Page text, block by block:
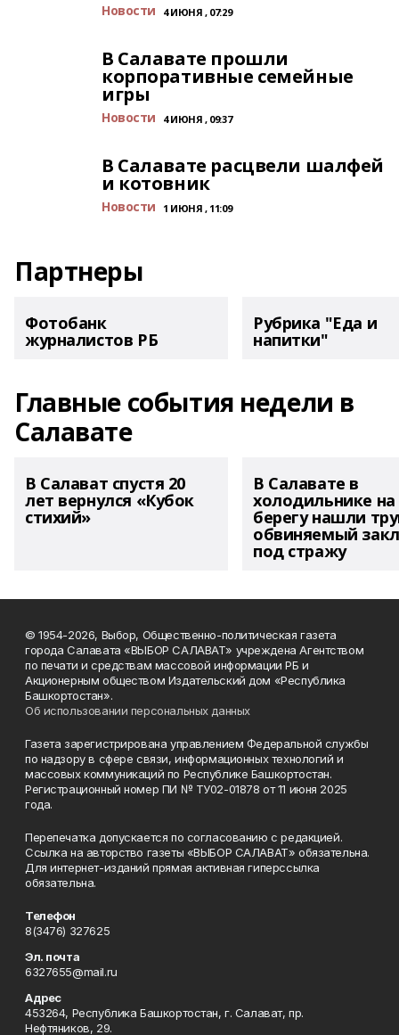
Новости 4 ИЮНЯ , 07:29
В Салавате прошли
корпоративные семейные
игры
Новости 4 ИЮНЯ , 09:37
В Салавате расцвели шалфей
и котовник
Новости 1 ИЮНЯ , 11:09
Партнеры
Фотобанк
журналистов РБ
Рубрика "Еда и
напитки"
Главные события недели в
Салавате
В Салават спустя 20
лет вернулся «Кубок
стихий»
В Салавате в
холодильнике на
берегу нашли
обвиняемый
под стражу
© 1954-2026, Выбор, Общественно-политическая газета
города Салавата «ВЫБОР САЛАВАТ» учреждена Агентством
по печати и средствам массовой информации РБ и
Акционерным обществом Издательский дом «Республика
Башкортостан».
Об использовании персональных данных
Газета зарегистрирована управлением Федеральной службы
по надзору в сфере связи, информационных технологий и
массовых коммуникаций по Республике Башкортостан.
Регистрационный номер ПИ № ТУ02-01878 от 11 июня 2025
года.
Перепечатка допускается по согласованию с редакцией.
Ссылка на авторство газеты «ВЫБОР САЛАВАТ» обязательна.
Для интернет-изданий прямая активная гиперссылка
обязательна.
Телефон
8(3476) 327625
Эл. почта
6327655@mail.ru
Адрес
453264, Республика Башкортостан, г. Салават, пр.
Нефтяников, 29.